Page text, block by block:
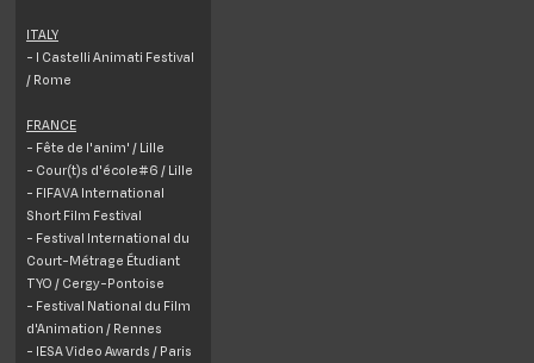
ITALY
- I Castelli Animati Festival
/ Rome
FRANCE
- Fête de l'anim' / Lille
- Cour(t)s d'école#6 / Lille
- FIFAVA International
Short Film Festival
- Festival International du
Court-Métrage Étudiant
TYO / Cergy-Pontoise
- Festival National du Film
d'Animation / Rennes
- IESA Video Awards / Paris